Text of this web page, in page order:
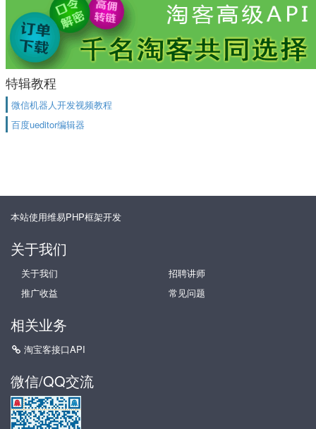
特辑教程
微信机器人开发视频教程
百度ueditor编辑器
本站使用维易PHP框架开发
关于我们
关于我们
招聘讲师
推广收益
常见问题
相关业务
淘宝客接口API
微信/QQ交流